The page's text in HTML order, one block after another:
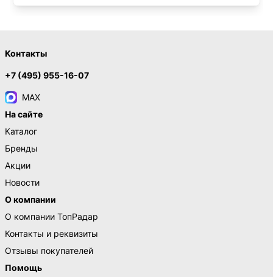
Контакты
+7 (495) 955-16-07
MAX
На сайте
Каталог
Бренды
Акции
Новости
О компании
О компании ТопРадар
Контакты и реквизиты
Отзывы покупателей
Помощь